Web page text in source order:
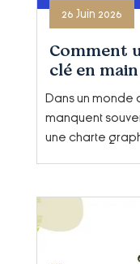
Comment
clé en
Tonique
?
26 Juin 2026
Dans un
manquent
une charte